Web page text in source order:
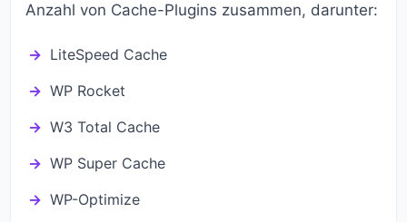
Anzahl von Cache-Plugins zusammen, darunter:
LiteSpeed Cache
WP Rocket
W3 Total Cache
WP Super Cache
WP-Optimize